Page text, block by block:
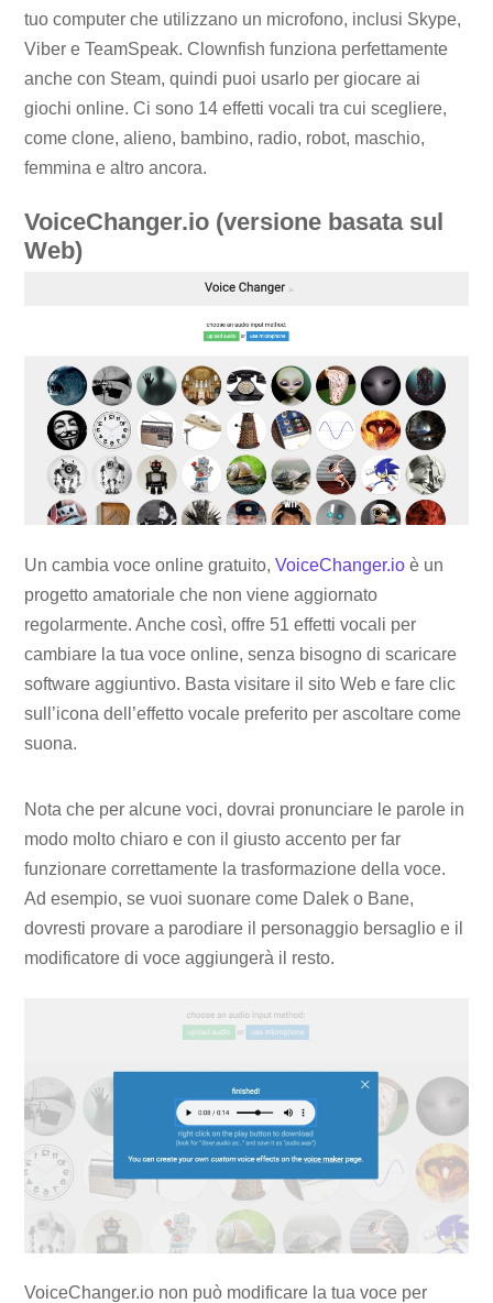
tuo computer che utilizzano un microfono, inclusi Skype,
Viber e TeamSpeak. Clownfish funziona perfettamente
anche con Steam, quindi puoi usarlo per giocare ai
giochi online. Ci sono 14 effetti vocali tra cui scegliere,
come clone, alieno, bambino, radio, robot, maschio,
femmina e altro ancora.
VoiceChanger.io (versione basata sul
Web)
Un cambia voce online gratuito,VoiceChanger.io è un
progetto amatoriale che non viene aggiornato
regolarmente. Anche così, offre 51 effetti vocali per
cambiare la tua voce online, senza bisogno di scaricare
software aggiuntivo. Basta visitare il sito Web e fare clic
sull’icona dell’effetto vocale preferito per ascoltare come
suona.
Nota che per alcune voci, dovrai pronunciare le parole in
modo molto chiaro e con il giusto accento per far
funzionare correttamente la trasformazione della voce.
Ad esempio, se vuoi suonare come Dalek o Bane,
dovresti provare a parodiare il personaggio bersaglio e il
modificatore di voce aggiungerà il resto.
VoiceChanger.io non può modificare la tua voce per